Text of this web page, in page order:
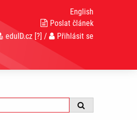
English
Poslat článek
eduID.cz [?] / Přihlásit se